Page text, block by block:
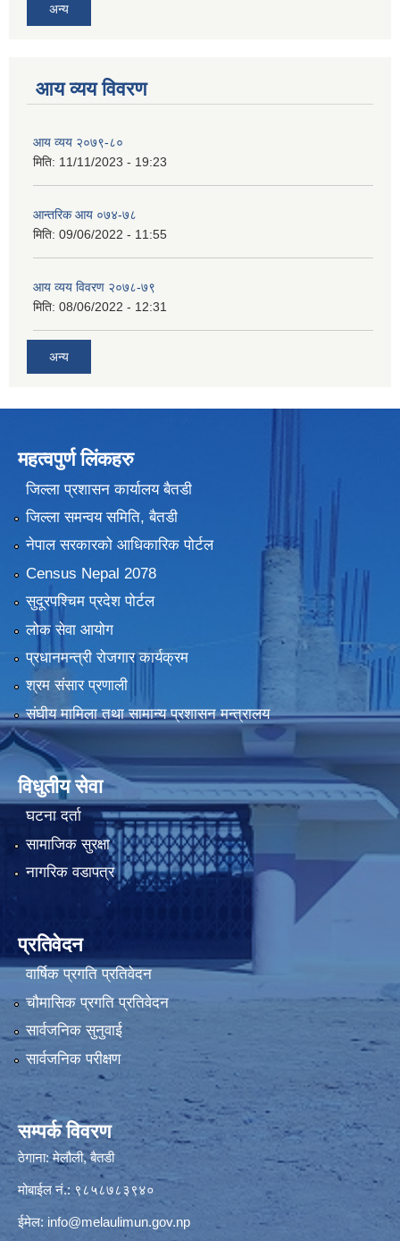
अन्य
आय व्यय विवरण
आय व्यय २०७९-८०
मिति: 11/11/2023 - 19:23
आन्तरिक आय ०७४-७८
मिति: 09/06/2022 - 11:55
आय व्यय विवरण २०७८-७९
मिति: 08/06/2022 - 12:31
अन्य
महत्वपुर्ण लिंकहरु
जिल्ला प्रशासन कार्यालय बैतडी
जिल्ला समन्वय समिति, बैतडी
नेपाल सरकारको आधिकारिक पोर्टल
Census Nepal 2078
सुदूरपश्चिम प्रदेश पोर्टल
लोक सेवा आयोग
प्रधानमन्त्री रोजगार कार्यक्रम
श्रम संसार प्रणाली
संघीय मामिला तथा सामान्य प्रशासन मन्त्रालय
विधुतीय सेवा
घटना दर्ता
सामाजिक सुरक्षा
नागरिक वडापत्र
प्रतिवेदन
वार्षिक प्रगति प्रतिवेदन
चौमासिक प्रगति प्रतिवेदन
सार्वजनिक सुनुवाई
सार्वजनिक परीक्षण
सम्पर्क विवरण
ठेगाना: मेलौली, बैतडी
मोबाईल नं.: ९८५८७८३९४०
ईमेल: info@melaulimun.gov.np